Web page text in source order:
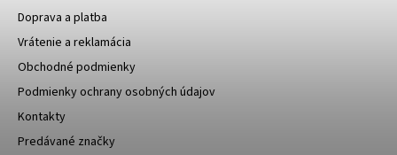
Doprava a platba
Vrátenie a reklamácia
Obchodné podmienky
Podmienky ochrany osobných údajov
Kontakty
Predávané značky